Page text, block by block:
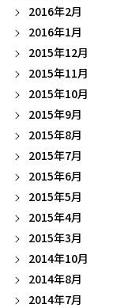
2016年2月
2016年1月
2015年12月
2015年11月
2015年10月
2015年9月
2015年8月
2015年7月
2015年6月
2015年5月
2015年4月
2015年3月
2014年10月
2014年8月
2014年7月